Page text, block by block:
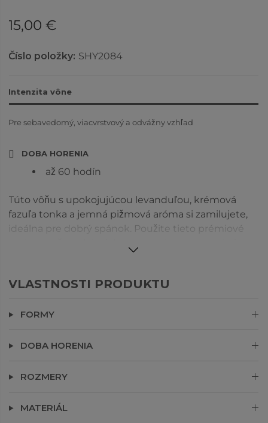
15,00 €
Číslo položky: SHY2084
Intenzita vône
Pre sebavedomý, viacvrstvový a odvážny vzhľad
DOBA HORENIA
až 60 hodín
Túto vôňu s upokojujúcou levanduľou, krémová
fazuľa tonka a jemná pižmová aróma si zamilujete,
ideálna pre dobrý spánok. Použite tieto prémiové
VLASTNOSTI PRODUKTU
FORMY
DOBA HORENIA
ROZMERY
MATERIÁL